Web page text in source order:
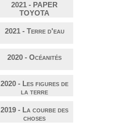
2021 - PAPER
TOYOTA
2021 - Terre d'eau
2020 - Océanités
2020 - Les figures de
la terre
2019 - La courbe des
choses